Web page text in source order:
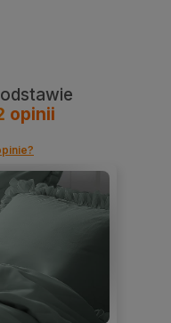
opinii